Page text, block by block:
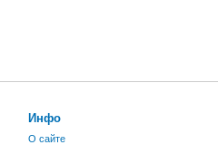
Инфо
О сайте